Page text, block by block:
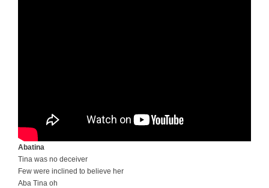
Abatina
Tina was no deceiver
Few were inclined to believe her
Aba Tina oh